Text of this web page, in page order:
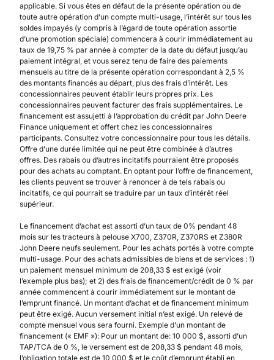
applicable. Si vous êtes en défaut de la présente opération ou de
toute autre opération d’un compte multi-usage, l’intérêt sur tous les
soldes impayés (y compris à l’égard de toute opération assortie
d’une promotion spéciale) commencera à courir immédiatement au
taux de 19,75 % par année à compter de la date du défaut jusqu’au
paiement intégral, et vous serez tenu de faire des paiements
mensuels au titre de la présente opération correspondant à 2,5 %
des montants financés au départ, plus des frais d’intérêt. Les
concessionnaires peuvent établir leurs propres prix. Les
concessionnaires peuvent facturer des frais supplémentaires. Le
financement est assujetti à l’approbation du crédit par John Deere
Finance uniquement et offert chez les concessionnaires
participants. Consultez votre concessionnaire pour tous les détails.
Offre d’une durée limitée qui ne peut être combinée à d’autres
offres. Des rabais ou d’autres incitatifs pourraient être proposés
pour des achats au comptant. En optant pour l’offre de financement,
les clients peuvent se trouver à renoncer à de tels rabais ou
incitatifs, ce qui pourrait se traduire par un taux d’intérêt réel
supérieur.
Le financement d’achat est assorti d’un taux de 0% pendant 48
mois sur les tracteurs à pelouse X700, Z370R, Z370RS et Z380R
John Deere neufs seulement. Pour les achats portés à votre compte
multi-usage. Pour des achats admissibles de biens et de services : 1)
un paiement mensuel minimum de 208,33 $ est exigé (voir
l’exemple plus bas); et 2) des frais de financement/crédit de 0 % par
année commencent à courir immédiatement sur le montant de
l’emprunt financé. Un montant d’achat et de financement minimum
peut être exigé. Aucun versement initial n’est exigé. Un relevé de
compte mensuel vous sera fourni. Exemple d’un montant de
financement (« EMF »): Pour un montant de: 10 000 $, assorti d’un
TAP/TCA de 0 %, le versement est de 208,33 $ pendant 48 mois,
l’obligation totale est de 10 000 $ et le coût d’emprunt établi en